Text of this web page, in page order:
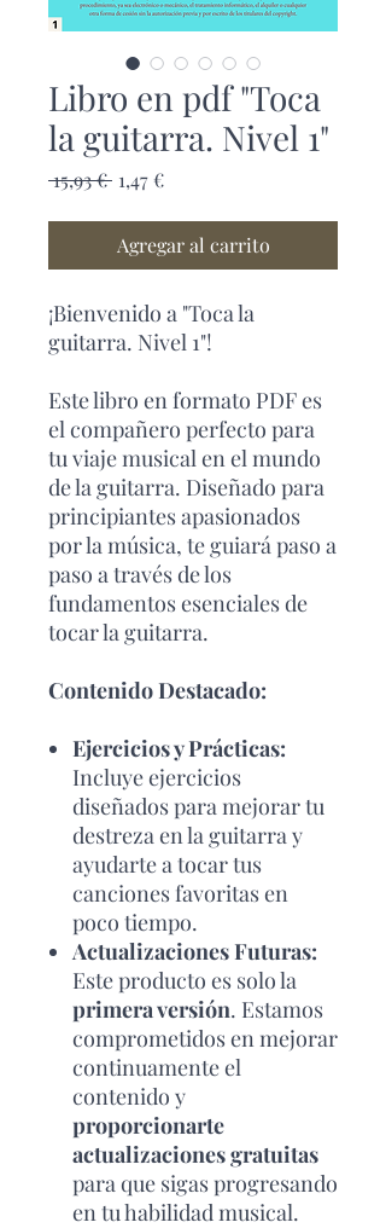
Libro en pdf "Toca
la guitarra. Nivel 1"
15,93 € Precio
1,47 €Precio
oferta
Agregar al carrito
¡Bienvenido a "Toca la
guitarra. Nivel 1"!
Este libro en formato PDF es
el compañero perfecto para
tu viaje musical en el mundo
de la guitarra. Diseñado para
principiantes apasionados
por la música, te guiará paso a
paso a través de los
fundamentos esenciales de
tocar la guitarra.
Contenido Destacado:
Ejercicios y Prácticas:
Incluye ejercicios
diseñados para mejorar tu
destreza en la guitarra y
ayudarte a tocar tus
canciones favoritas en
poco tiempo.
Actualizaciones Futuras:
Este producto es solo la
primera versión. Estamos
comprometidos en mejorar
continuamente el
contenido y
proporcionarte
actualizaciones gratuitas
para que sigas progresando
en tu habilidad musical.